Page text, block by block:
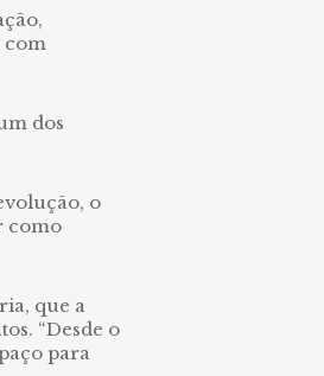
com
dos
o
como
que a
“Desde o
para